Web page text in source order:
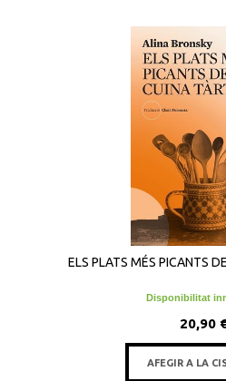
ELS PLATS MÉS PICANTS
Disponibilitat
20,90
AFEGIR A LA